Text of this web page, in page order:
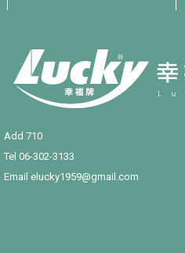
Add 710
Tel 06-302-3133
Email elucky1959@gmail.com